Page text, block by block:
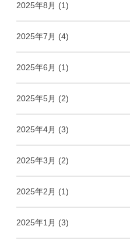
2025年8月 (1)
2025年7月 (4)
2025年6月 (1)
2025年5月 (2)
2025年4月 (3)
2025年3月 (2)
2025年2月 (1)
2025年1月 (3)